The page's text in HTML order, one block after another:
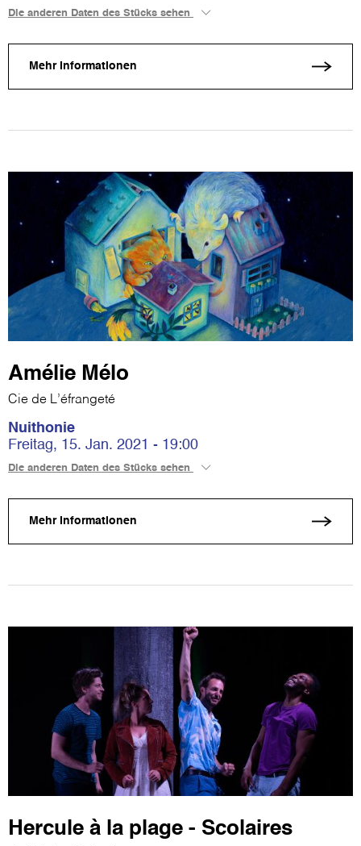
Die anderen Daten des Stücks sehen
Mehr Informationen
Amélie Mélo
Cie de L’éfrangeté
Nuithonie
Freitag, 15. Jan. 2021 - 19:00
Die anderen Daten des Stücks sehen
Mehr Informationen
Hercule à la plage - Scolaires